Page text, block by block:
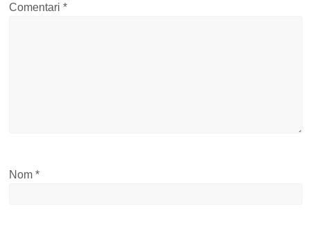
Comentari*
Nom*